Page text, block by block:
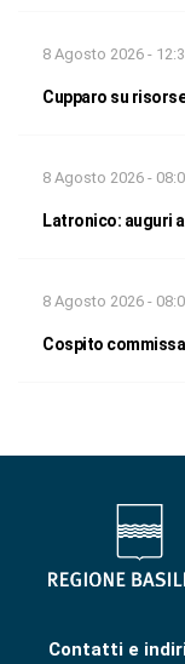
8 Agosto 2026 -
Cupparo su
8 Agosto 2026 -
Latronico: auguri
8 Agosto 2026 -
Cospito
Contatti e